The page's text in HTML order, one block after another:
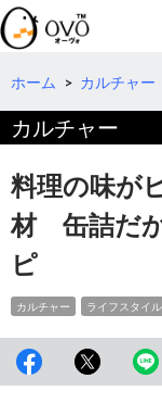
検
索
コ
テ
ツ
へ
移
動
ホーム > カルチャー
カルチャー
料理の味が
材 缶詰だ
ピ
カルチャー ライフスタイル